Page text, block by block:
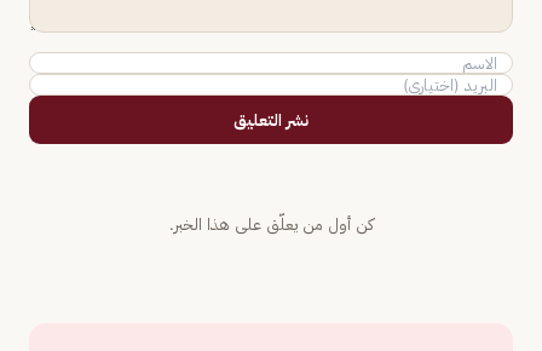
نشر التعليق
كن أول من يعلّق على هذا الخبر.